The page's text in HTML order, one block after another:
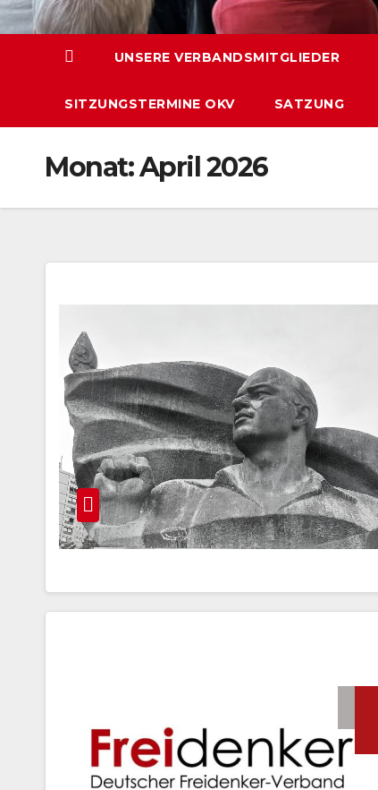
UNSERE VERBANDSMITGLIEDER
SITZUNGSTERMINE OKV SATZUNG
Monat:April 2026